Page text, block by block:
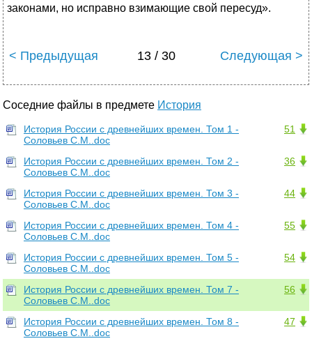
законами, но исправно взимающие свой пересуд».
< Предыдущая 13 / 30 Следующая >
Соседние файлы в предмете История
51
История России с древнейших времен. Том 1 -
Соловьев С.М..doc
36
История России с древнейших времен. Том 2 -
Соловьев С.М..doc
44
История России с древнейших времен. Том 3 -
Соловьев С.М..doc
55
История России с древнейших времен. Том 4 -
Соловьев С.М..doc
54
История России с древнейших времен. Том 5 -
Соловьев С.М..doc
56
История России с древнейших времен. Том 7 -
Соловьев С.М..doc
47
История России с древнейших времен. Том 8 -
Соловьев С.М..doc